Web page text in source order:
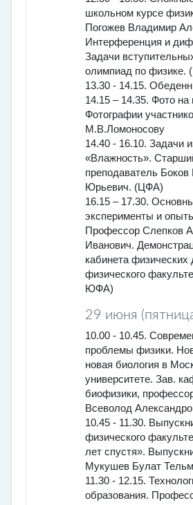
школьном курсе
Погожев Владимир
Интерференция и
Задачи
олимпиад по физике.
13.30 - 14.15.
14.15 – 14.35. Фото на
Фотографии
М.В.Ломоносову
14.40 - 16.10. Задачи
«Влажность».
преподаватель Боков
Юрьевич. (ЦФА)
16.15 – 17.30.
эксперименты и
Профессор Слепков
Иванович.
кабинета физических
физического
ЮФА)
29 июня
10.00 - 10.45.
проблемы физики.
новая биология в
университете. Зав.
биофизики,
Всеволод
10.45 - 11.30.
физического
лет спустя».
Мукушев Булат
11.30 - 12.15.
образования.